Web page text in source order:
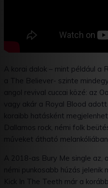
A korai dalok – mint például a
a The Believer- szinte
angol revival cuccai közé: az
vagy akár a Royal Blood
koraibb hatásként
Dallamos rock, némi folk
műveket átható
A 2018-as Bury Me single az,
némi punkosabb húzás
Kick In The Teeth már a